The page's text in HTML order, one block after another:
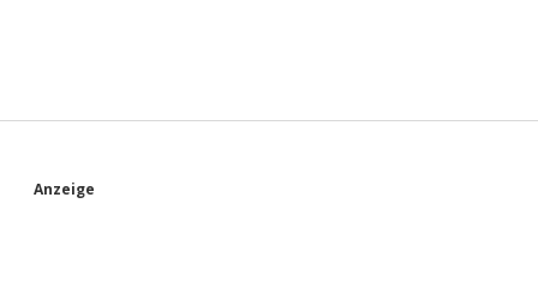
S
Anzeige